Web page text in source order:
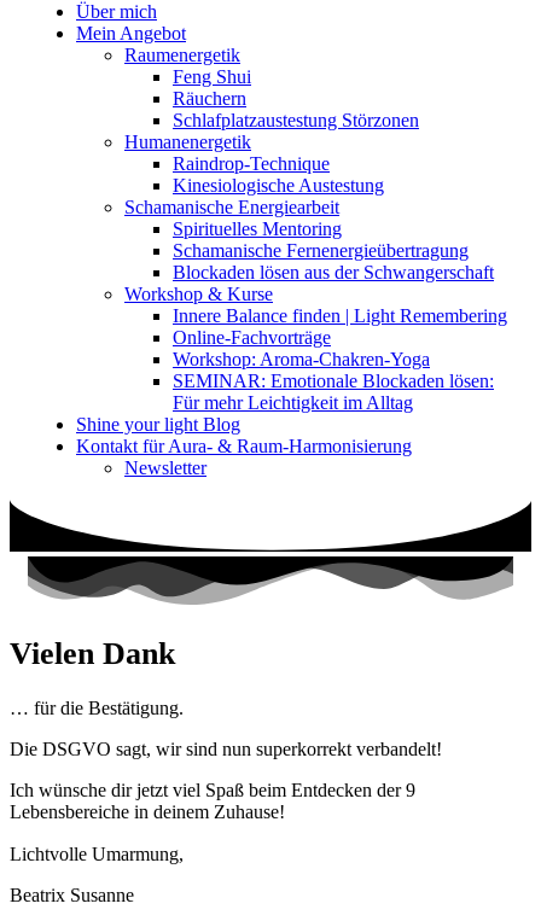
Über mich
Mein Angebot
Raumenergetik
Feng Shui
Räuchern
Schlafplatzaustestung Störzonen
Humanenergetik
Raindrop-Technique
Kinesiologische Austestung
Schamanische Energiearbeit
Spirituelles Mentoring
Schamanische Fernenergieübertragung
Blockaden lösen aus der Schwangerschaft
Workshop & Kurse
Innere Balance finden | Light Remembering
Online-Fachvorträge
Workshop: Aroma-Chakren-Yoga
SEMINAR: Emotionale Blockaden lösen:
Für mehr Leichtigkeit im Alltag
Shine your light Blog
Kontakt für Aura- & Raum-Harmonisierung
Newsletter
Vielen Dank
… für die Bestätigung.
Die DSGVO sagt, wir sind nun superkorrekt verbandelt!
Ich wünsche dir jetzt viel Spaß beim Entdecken der 9
Lebensbereiche in deinem Zuhause!
Lichtvolle Umarmung,
Beatrix Susanne